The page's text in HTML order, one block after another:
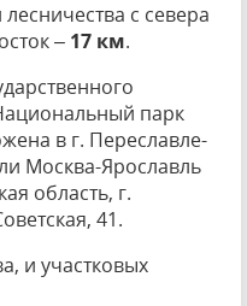
с севера
– 17 км.
парк
в г. Переславле-
Москва-Ярославль
область, г.
41.
и участковых